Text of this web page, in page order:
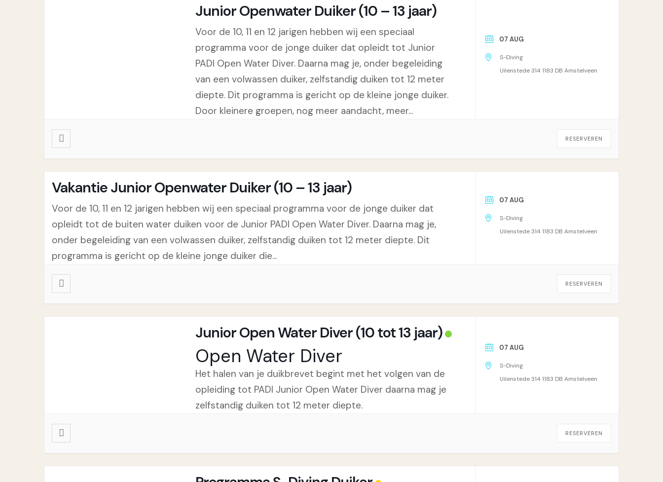
Junior Openwater Duiker (10 – 13 jaar)
Voor de 10, 11 en 12 jarigen hebben wij een speciaal
programma voor de jonge duiker dat opleidt tot Junior
PADI Open Water Diver. Daarna mag je, onder begeleiding
van een volwassen duiker, zelfstandig duiken tot 12 meter
diepte. Dit programma is gericht op de kleine jonge duiker.
Door kleinere groepen, nog meer aandacht, meer...
07 AUG
S-Diving
Uilenstede 314 1183 DB Amstelveen
RESERVEREN
Vakantie Junior Openwater Duiker (10 – 13 jaar)
Voor de 10, 11 en 12 jarigen hebben wij een speciaal programma voor de jonge duiker dat
opleidt tot de buiten water duiken voor de Junior PADI Open Water Diver. Daarna mag je,
onder begeleiding van een volwassen duiker, zelfstandig duiken tot 12 meter diepte. Dit
programma is gericht op de kleine jonge duiker die...
07 AUG
S-Diving
Uilenstede 314 1183 DB Amstelveen
RESERVEREN
Junior Open Water Diver (10 tot 13 jaar)
Open Water Diver
Het halen van je duikbrevet begint met het volgen van de
opleiding tot PADI Junior Open Water Diver daarna mag je
zelfstandig duiken tot 12 meter diepte.
07 AUG
S-Diving
Uilenstede 314 1183 DB Amstelveen
RESERVEREN